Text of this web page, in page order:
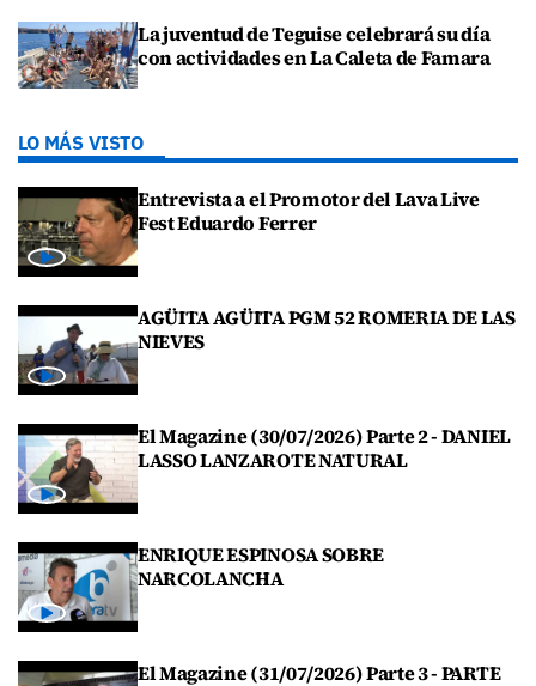
La juventud de Teguise celebrará su día
con actividades en La Caleta de Famara
LO MÁS VISTO
Entrevista a el Promotor del Lava Live
Fest Eduardo Ferrer
AGÜITA AGÜITA PGM 52 ROMERIA DE LAS
NIEVES
El Magazine (30/07/2026) Parte 2 - DANIEL
LASSO LANZAROTE NATURAL
ENRIQUE ESPINOSA SOBRE
NARCOLANCHA
El Magazine (31/07/2026) Parte 3 - PARTE